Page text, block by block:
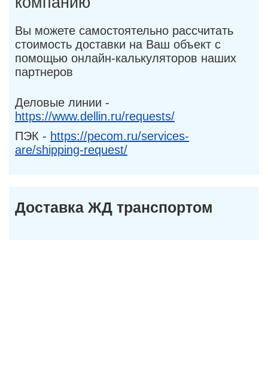
Вы можете самостоятельно рассчитать
стоимость доставки на Ваш объект с
помощью онлайн-калькуляторов наших
партнеров
Деловые линии -
https://www.dellin.ru/requests/
ПЭК - https://pecom.ru/services-
are/shipping-request/
Доставка ЖД транспортом